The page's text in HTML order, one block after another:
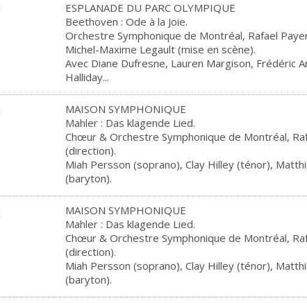
ESPLANADE DU PARC OLYMPIQUE
Beethoven : Ode à la Joie.
Orchestre Symphonique de Montréal, Rafael
Michel-Maxime Legault (mise en scène).
Avec Diane Dufresne, Lauren Margison, Frédéric
Halliday...
MAISON SYMPHONIQUE
Mahler : Das klagende Lied.
Chœur & Orchestre Symphonique de Montréal,
(direction).
Miah Persson (soprano), Clay Hilley (ténor),
(baryton).
MAISON SYMPHONIQUE
Mahler : Das klagende Lied.
Chœur & Orchestre Symphonique de Montréal,
(direction).
Miah Persson (soprano), Clay Hilley (ténor),
(baryton).